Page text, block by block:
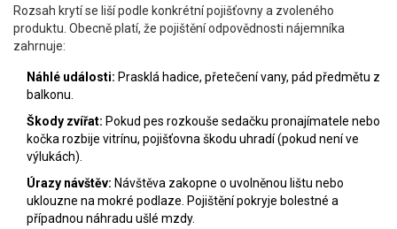
Rozsah krytí se liší podle konkrétní pojišťovny a zvoleného
produktu. Obecně platí, že pojištění odpovědnosti nájemníka
zahrnuje:
Náhlé události: Prasklá hadice, přetečení vany, pád předmětu z
balkonu.
Škody zvířat: Pokud pes rozkouše sedačku pronajímatele nebo
kočka rozbije vitrínu, pojišťovna škodu uhradí (pokud není ve
výlukách).
Úrazy návštěv: Návštěva zakopne o uvolněnou lištu nebo
uklouzne na mokré podlaze. Pojištění pokryje bolestné a
případnou náhradu ušlé mzdy.